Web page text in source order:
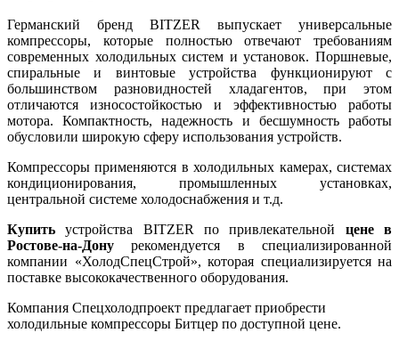
Германский бренд BITZER выпускает универсальные
компрессоры, которые полностью отвечают требованиям
современных холодильных систем и установок. Поршневые,
спиральные и винтовые устройства функционируют с
большинством разновидностей хладагентов, при этом
отличаются износостойкостью и эффективностью работы
мотора. Компактность, надежность и бесшумность работы
обусловили широкую сферу использования устройств.
Компрессоры применяются в холодильных камерах, системах
кондиционирования, промышленных установках,
центральной системе холодоснабжения и т.д.
Купить устройства BITZER по привлекательной цене в
Ростове-на-Дону рекомендуется в специализированной
компании «ХолодСпецСтрой», которая специализируется на
поставке высококачественного оборудования.
Компания Спецхолодпроект предлагает приобрести
холодильные компрессоры Битцер по доступной цене.